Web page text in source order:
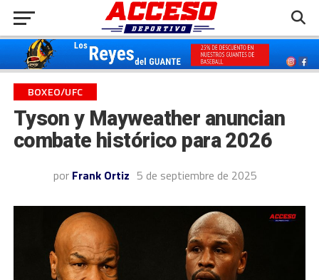
BOXEO/UFC
Tyson y Mayweather anuncian
combate histórico para 2026
por Frank Ortiz 5 de septiembre de 2025